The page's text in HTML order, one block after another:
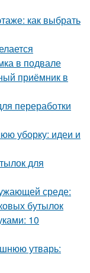
как выбрать
в подвале
приёмник в
переработки
уборку: идеи и
для
среде:
бутылок
10
утварь: